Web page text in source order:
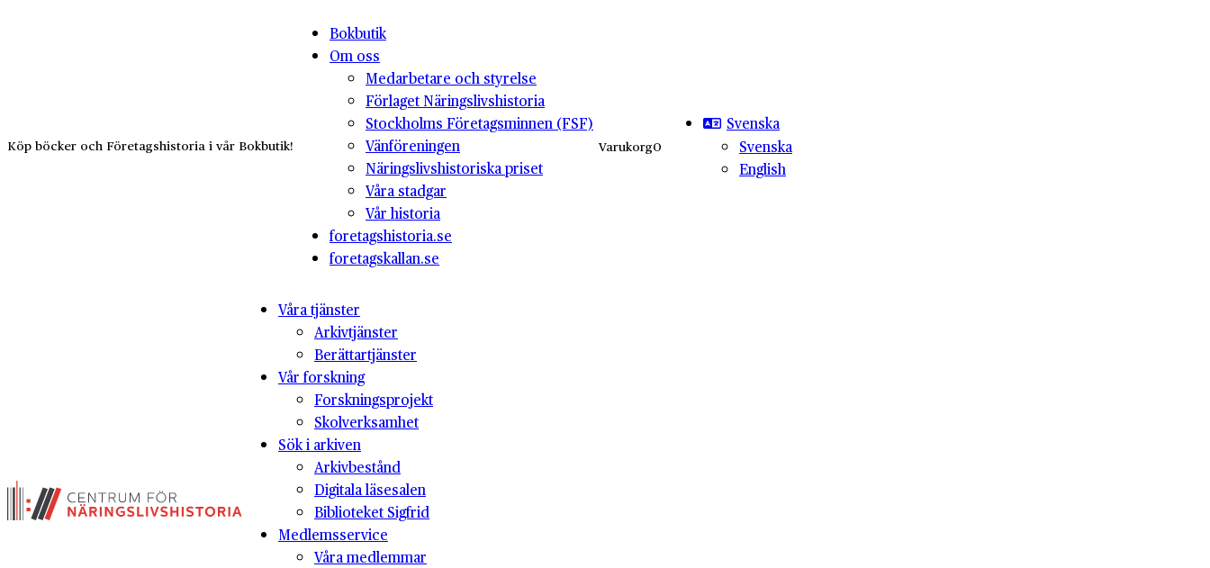
Köp böcker och Företagshistoria i vår Bokbutik!
Bokbutik
Om oss
Medarbetare och styrelse
Förlaget Näringslivshistoria
Stockholms Företagsminnen (FSF)
Vänföreningen
Näringslivshistoriska priset
Våra stadgar
Vår historia
foretagshistoria.se
foretagskallan.se
Varukorg0
Svenska
Svenska
English
Våra tjänster
Arkivtjänster
Berättartjänster
Vår forskning
Forskningsprojekt
Skolverksamhet
Sök i arkiven
Arkivbestånd
Digitala läsesalen
Biblioteket Sigfrid
Medlemsservice
Våra medlemmar